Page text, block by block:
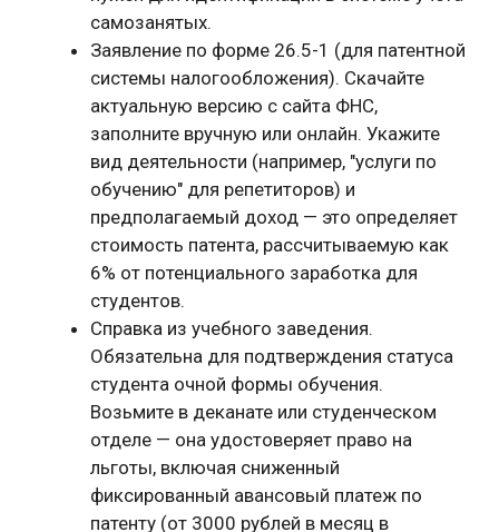
самозанятых.
Заявление по форме 26.5-1 (для патентной
системы налогообложения). Скачайте
актуальную версию с сайта ФНС,
заполните вручную или онлайн. Укажите
вид деятельности (например, "услуги по
обучению" для репетиторов) и
предполагаемый доход — это определяет
стоимость патента, рассчитываемую как
6% от потенциального заработка для
студентов.
Справка из учебного заведения.
Обязательна для подтверждения статуса
студента очной формы обучения.
Возьмите в деканате или студенческом
отделе — она удостоверяет право на
льготы, включая сниженный
фиксированный авансовый платеж по
патенту (от 3000 рублей в месяц в